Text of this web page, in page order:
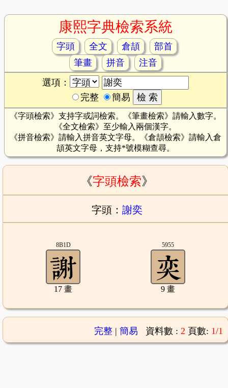
康熙字典檢索系統
字頭 全文 倉頡
部首
筆畫
拼音
注音
選項：
完整
簡易
《字頭檢索》支持字或詞檢索。《筆畫檢索》請輸入數字。
《全文檢索》至少輸入兩個漢字。
《拼音檢索》請輸入拼音英文字母。《倉頡檢索》請輸入倉
頡英文字母，支持*號模糊查尋。
《字頭檢索》
字頭： 謝奕
8B1D
17 畫
5955
9 畫
完整| 簡易 資料數 : 2 頁數: 1/1